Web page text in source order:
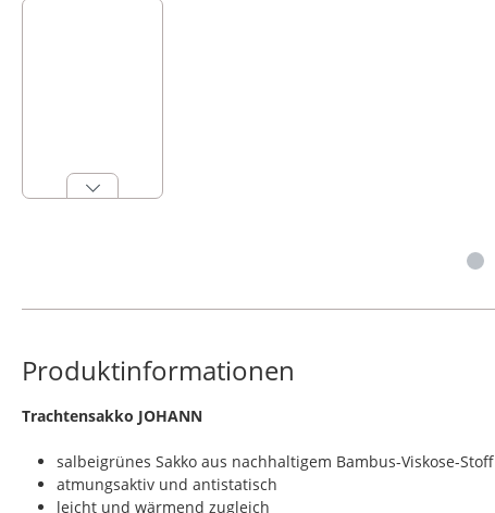
Produktinformationen
Trachtensakko JOHANN
salbeigrünes Sakko aus nachhaltigem Bambus-Viskose-Stoff
atmungsaktiv und antistatisch
leicht und wärmend zugleich